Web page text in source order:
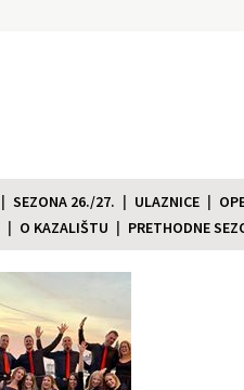
SEZONA 26./27. ULAZNICE
O KAZALIŠTU PRETHODNE